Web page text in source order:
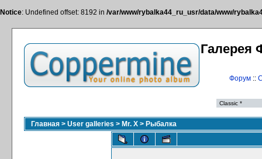
Notice: Undefined offset: 8192 in /var/www/rybalka44_ru_usr/data/www/
Галерея
Форум::
Главная > User galleries > Mr. X > Рыбалка